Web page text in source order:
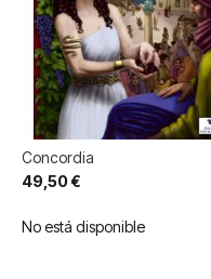
Concordia
49,50 €
No está disponible